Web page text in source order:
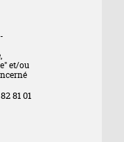
et/ou
81 01